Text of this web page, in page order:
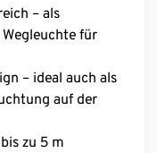
– als
für
– ideal auch als
auf der
zu 5 m